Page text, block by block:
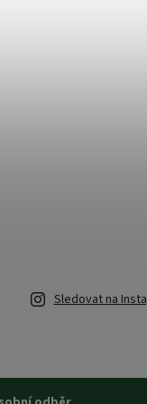
Sledovat na